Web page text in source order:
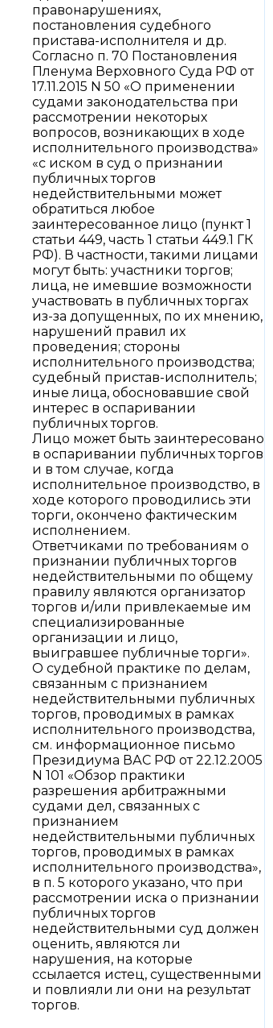
правонарушениях,
постановления судебного
пристава-исполнителя и др.
Согласно п. 70 Постановления
Пленума Верховного Суда РФ от
17.11.2015 N 50 «О применении
судами законодательства при
рассмотрении некоторых
вопросов, возникающих в ходе
исполнительного производства»
«с иском в суд о признании
публичных торгов
недействительными может
обратиться любое
заинтересованное лицо (пункт 1
статьи 449, часть 1 статьи 449.1 ГК
РФ). В частности, такими лицами
могут быть: участники торгов;
лица, не имевшие возможности
участвовать в публичных торгах
из-за допущенных, по их мнению,
нарушений правил их
проведения; стороны
исполнительного производства;
судебный пристав-исполнитель;
иные лица, обосновавшие свой
интерес в оспаривании
публичных торгов.
Лицо может быть заинтересовано
в оспаривании публичных торгов
и в том случае, когда
исполнительное производство, в
ходе которого проводились эти
торги, окончено фактическим
исполнением.
Ответчиками по требованиям о
признании публичных торгов
недействительными по общему
правилу являются организатор
торгов и/или привлекаемые им
специализированные
организации и лицо,
выигравшее публичные торги».
О судебной практике по делам,
связанным с признанием
недействительными публичных
торгов, проводимых в рамках
исполнительного производства,
см. информационное письмо
Президиума ВАС РФ от 22.12.2005
N 101 «Обзор практики
разрешения арбитражными
судами дел, связанных с
признанием
недействительными публичных
торгов, проводимых в рамках
исполнительного производства»,
в п. 5 которого указано, что при
рассмотрении иска о признании
публичных торгов
недействительными суд должен
оценить, являются ли
нарушения, на которые
ссылается истец, существенными
и повлияли ли они на результат
торгов.